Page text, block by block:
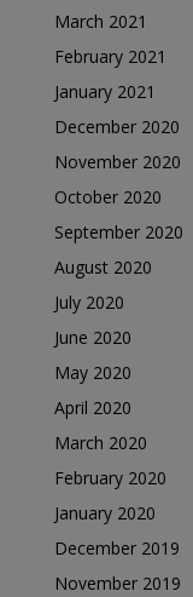
March 2021
February 2021
January 2021
December 2020
November 2020
October 2020
September 2020
August 2020
July 2020
June 2020
May 2020
April 2020
March 2020
February 2020
January 2020
December 2019
November 2019